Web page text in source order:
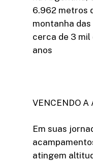
6.962 metros
montanha
cerca de 3
anos
VENCENDO A
Em suas
atingem